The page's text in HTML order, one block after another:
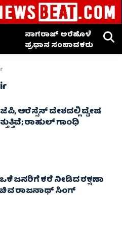
ನಾಗರಾಜ್ ಅರೆಹೊಳೆ
ಪ್ರಧಾನ ಸಂಪಾದಕರು
ಆರೆಸ್ಸೆಸ್ ದೇಶದಲ್ಲಿ ದ್ವೇಷ
ರಾಹುಲ್ ಗಾಂಧಿ
ಜನರಿಗೆ ಕರೆ ನೀಡಿದ ರಕ್ಷಣಾ
ರಾಜನಾಥ್ ಸಿಂಗ್